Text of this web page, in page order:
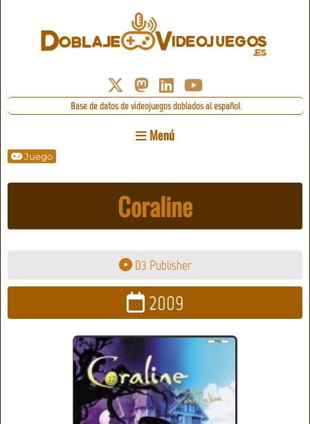
Base de datos de videojuegos doblados al español
Menú
Juego
Coraline
D3 Publisher
2009